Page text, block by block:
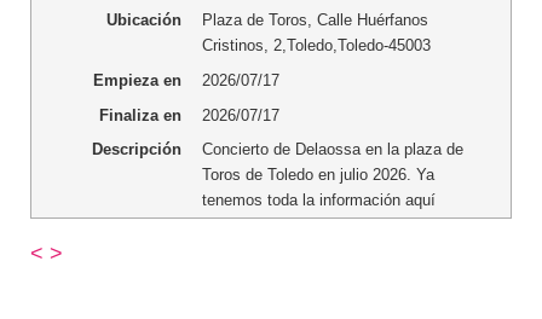
Ubicación Plaza de Toros
Calle Huérfanos
Cristinos, 2 ,Toledo ,Toledo-45003
Empieza en
2026/07/17
Finaliza en
2026/07/17
Descripción
Concierto de Delaossa en la plaza de
Toros de Toledo en julio 2026. Ya
tenemos toda la información aquí
< >